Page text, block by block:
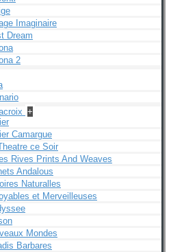
Imaginaire
Dream
2
+
Camargue
ce Soir
Rives Prints And Weaves
Andalous
Naturalles
et Merveilleuses
Mondes
Barbares